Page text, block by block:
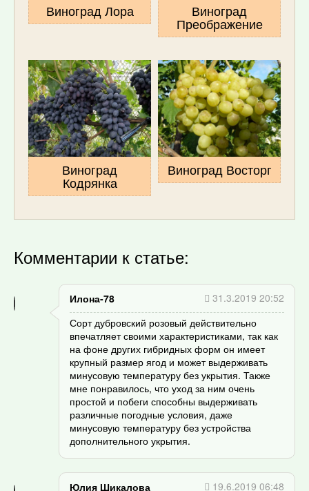
Виноград Лора Виноград
Преображение
Виноград
Кодрянка
Виноград Восторг
Комментарии к статье:
Илона-78
31.3.2019 20:52
Сорт дубровский розовый действительно
впечатляет своими характеристиками, так как
на фоне других гибридных форм он имеет
крупный размер ягод и может выдерживать
минусовую температуру без укрытия. Также
мне понравилось, что уход за ним очень
простой и побеги способны выдерживать
различные погодные условия, даже
минусовую температуру без устройства
дополнительного укрытия.
Юлия Шикалова
19.6.2019 06:48